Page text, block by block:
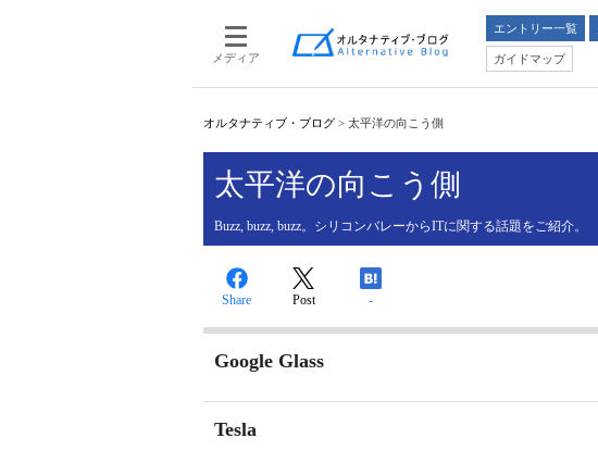
メディア
エントリー一覧
ガイドマップ
オルタナティブ・ブログ > 太平洋の向こう側
太平洋の向こう側
Buzz, buzz, buzz。シリコンバレーからITに関する話題をご紹介。
Share Post -
Google Glass
Tesla